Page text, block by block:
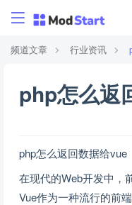
频道文章 行业资讯
php怎么返
php怎么返回数据给vue
在现代的Web开发中，
Vue作为一种流行的前